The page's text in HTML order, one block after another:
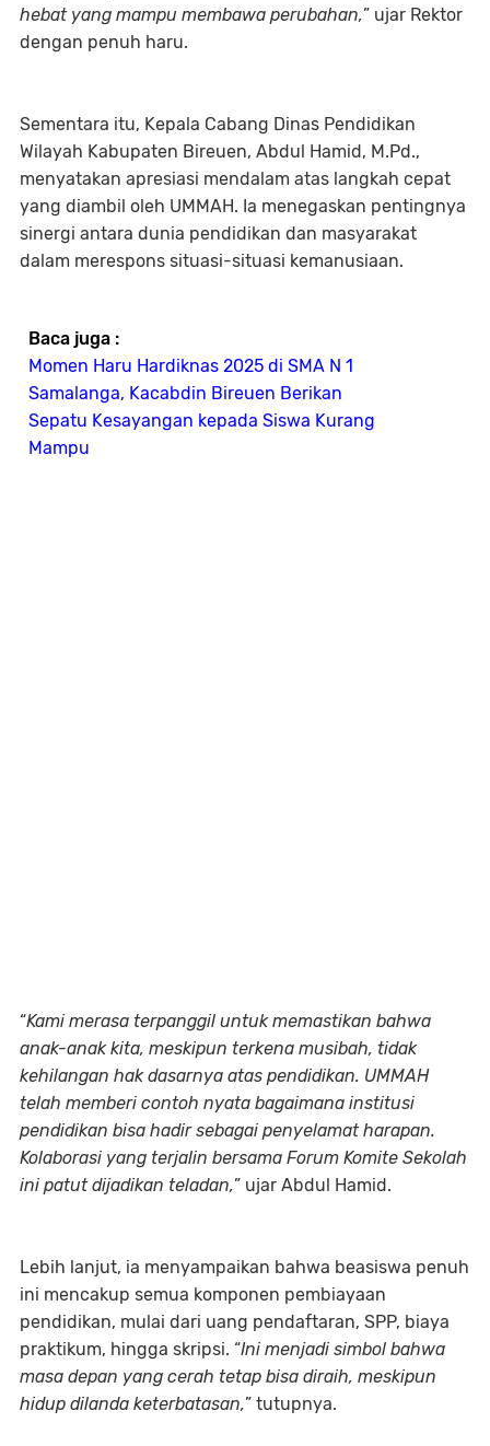
hebat yang mampu membawa perubahan,” ujar Rektor
dengan penuh haru.
Sementara itu, Kepala Cabang Dinas Pendidikan
Wilayah Kabupaten Bireuen, Abdul Hamid, M.Pd.,
menyatakan apresiasi mendalam atas langkah cepat
yang diambil oleh UMMAH. Ia menegaskan pentingnya
sinergi antara dunia pendidikan dan masyarakat
dalam merespons situasi-situasi kemanusiaan.
Baca juga :
Momen Haru Hardiknas 2025 di SMA N 1
Samalanga, Kacabdin Bireuen Berikan
Sepatu Kesayangan kepada Siswa Kurang
Mampu
“Kami merasa terpanggil untuk memastikan bahwa
anak-anak kita, meskipun terkena musibah, tidak
kehilangan hak dasarnya atas pendidikan. UMMAH
telah memberi contoh nyata bagaimana institusi
pendidikan bisa hadir sebagai penyelamat harapan.
Kolaborasi yang terjalin bersama Forum Komite Sekolah
ini patut dijadikan teladan,” ujar Abdul Hamid.
Lebih lanjut, ia menyampaikan bahwa beasiswa penuh
ini mencakup semua komponen pembiayaan
pendidikan, mulai dari uang pendaftaran, SPP, biaya
praktikum, hingga skripsi. “Ini menjadi simbol bahwa
masa depan yang cerah tetap bisa diraih, meskipun
hidup dilanda keterbatasan,” tutupnya.